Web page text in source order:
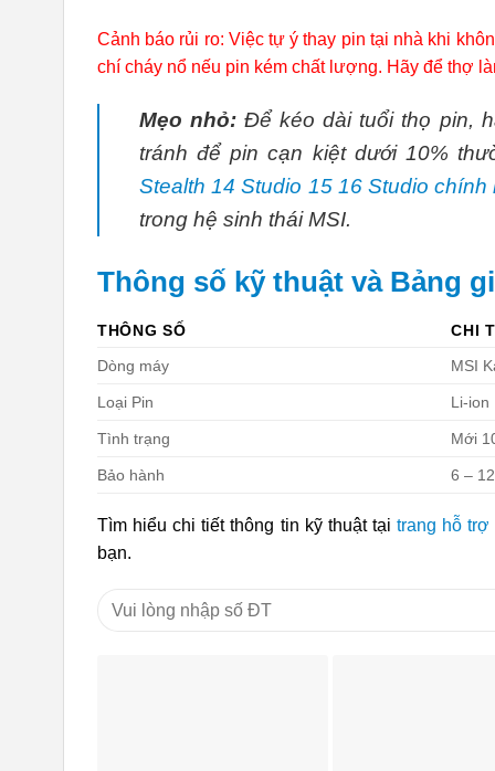
Cảnh báo rủi ro: Việc tự ý thay pin tại nhà khi
chí cháy nổ nếu pin kém chất lượng. Hãy để thợ
Mẹo nhỏ: Để kéo dài tuổi thọ pin,
tránh để pin cạn kiệt dưới 10%
Stealth 14 Studio 15 16 Studio
trong hệ sinh thái MSI.
Thông số kỹ thuật và Bảng
THÔNG SỐ
CHI
Dòng máy
MSI
Loại Pin Li-ion
Tình trạng Mới
Bảo hành 6 –
Tìm hiểu chi tiết thông tin kỹ thuật tại trang hỗ trợ
bạn.